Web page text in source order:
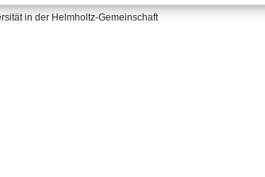
in der Helmholtz-Gemeinschaft